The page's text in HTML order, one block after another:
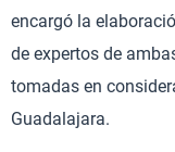
encargó la
de expertos de
tomadas en
Guadalajara.